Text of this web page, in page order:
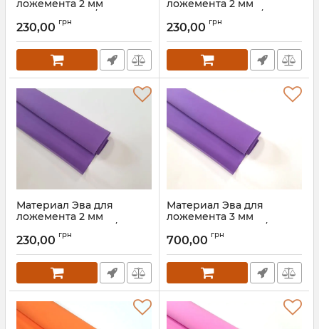
ложемента 2 мм
розовый 100кг/м3 (145*125
см)
Артикул: 90007
230,00 грн
ложемента 2 мм
оранжевый 100кг/м3
(145*125 см)
Артикул: 90008
230,00 грн
Материал Эва для
ложемента 2 мм
фиолетовый 100кг/м3
(145*125 см)
Артикул: 90009
230,00 грн
Материал Эва для
ложемента 3 мм
фиолетовый 100кг/м3
(145*250 см)
Артикул: 90010
700,00 грн